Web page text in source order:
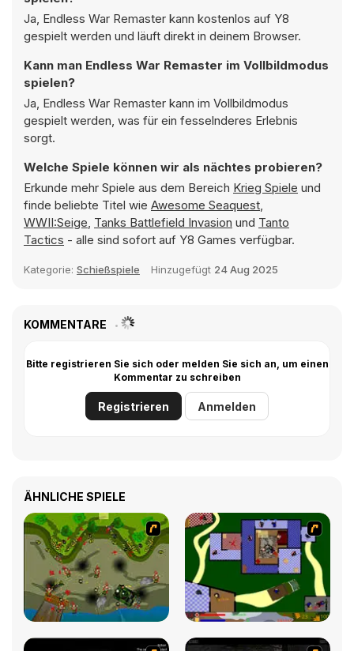
Ja, Endless War Remaster kann kostenlos auf Y8
gespielt werden und läuft direkt in deinem Browser.
Kann man Endless War Remaster im Vollbildmodus
spielen?
Ja, Endless War Remaster kann im Vollbildmodus
gespielt werden, was für ein fesselnderes Erlebnis
sorgt.
Welche Spiele können wir als nächtes probieren?
Erkunde mehr Spiele aus dem Bereich Krieg Spiele und
finde beliebte Titel wie Awesome Seaquest,
WWII:Seige, Tanks Battlefield Invasion und Tanto
Tactics - alle sind sofort auf Y8 Games verfügbar.
Kategorie: Schießspiele Hinzugefügt 24 Aug 2025
KOMMENTARE
Bitte registrieren Sie sich oder melden Sie sich an, um einen
Kommentar zu schreiben
Registrieren Anmelden
ÄHNLICHE SPIELE